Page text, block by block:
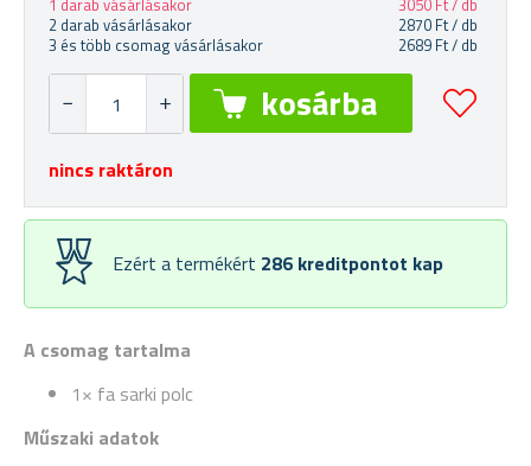
A csomag tartalma
1× fa sarki polc
Műszaki adatok
1 darab vásárlásakor
3050 Ft / db
2 darab vásárlásakor
2870 Ft / db
3 és több csomag vásárlásakor
2689 Ft / db
nincs raktáron
Ezért a termékért 286 kreditpontot kap